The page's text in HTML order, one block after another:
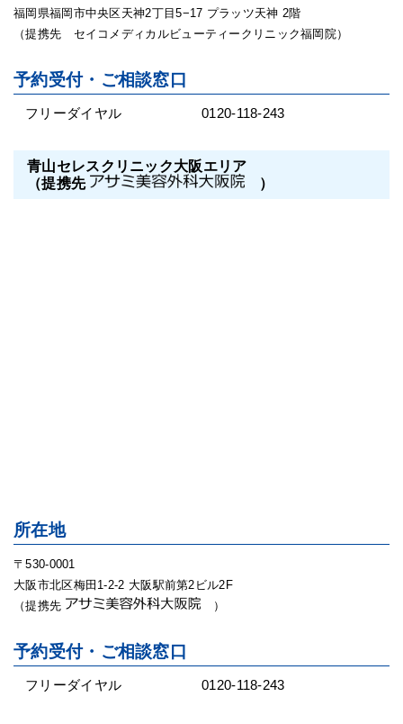
福岡県福岡市中央区天神2丁目5−17 プラッツ天神 2階
（提携先 セイコメディカルビューティークリニック福岡院）
予約受付・ご相談窓口
フリーダイヤル 0120-118-243
青山セレスクリニック大阪エリア
（提携先
）
所在地
〒530-0001
大阪市北区梅田1-2-2 大阪駅前第2ビル2F
（提携先
）
予約受付・ご相談窓口
フリーダイヤル 0120-118-243